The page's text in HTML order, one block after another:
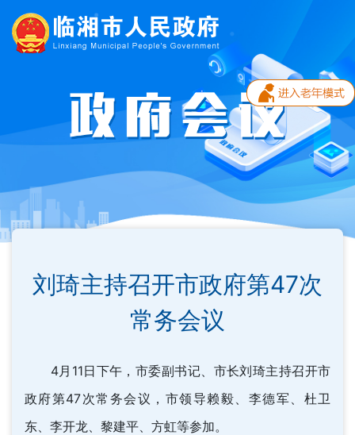
刘琦主持召开市政府第47次
常务会议
4月11日下午，市委副书记、市长刘琦主持召开市
政府第47次常务会议，市领导赖毅、李德军、杜卫
东、李开龙、黎建平、方虹等参加。